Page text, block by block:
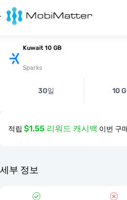
Kuwait 10 GB
Sparks
30일 10
적립 $1.55 리워드 캐시백 이번 구
세부 정보